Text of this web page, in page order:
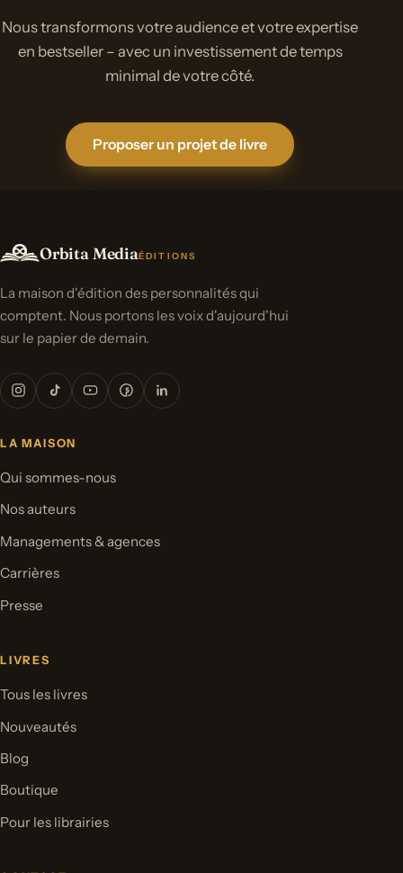
Nous transformons votre audience et votre expertise
en bestseller – avec un investissement de temps
minimal de votre côté.
Proposer un projet de livre
Orbita MediaÉDITIONS
La maison d'édition des personnalités qui
comptent. Nous portons les voix d'aujourd'hui
sur le papier de demain.
LA MAISON
Qui sommes-nous
Nos auteurs
Managements & agences
Carrières
Presse
LIVRES
Tous les livres
Nouveautés
Blog
Boutique
Pour les librairies